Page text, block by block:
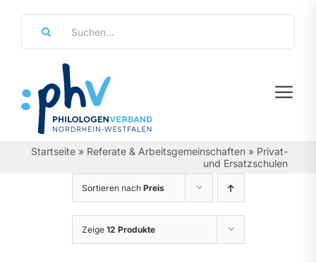
springen
Regierungsbezirke
Personalräte
Über Uns
Referate & Arbeitsgemeinschaften
Startseite » Referate & Arbeitsgemeinschaften » Privat-
und Ersatzschulen
Sortieren nach Preis
Zeige 12 Produkte